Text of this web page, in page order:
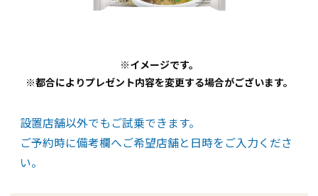
※イメージです。
※都合によりプレゼント内容を変更する場合がございます。
設置店舗以外でもご試乗できます。
ご予約時に備考欄へご希望店舗と日時をご入力くださ
い。